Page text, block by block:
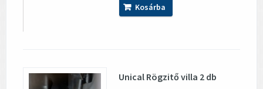
Kosárba
Unical Rögzitő villa 2 db